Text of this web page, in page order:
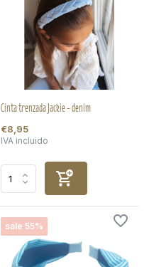
Cinta trenzada Jackie - denim
€8,95
IVA incluido
sale 55%